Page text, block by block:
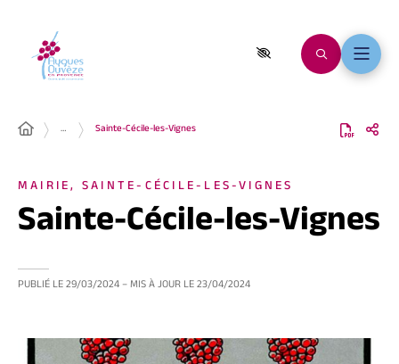
… Sainte-Cécile-les-Vignes
MAIRIE, SAINTE-CÉCILE-LES-VIGNES
Sainte-Cécile-les-Vignes
PUBLIÉ LE29/03/2024 – MIS À JOUR LE23/04/2024